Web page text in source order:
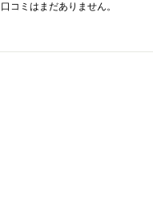
口コミはまだありません。